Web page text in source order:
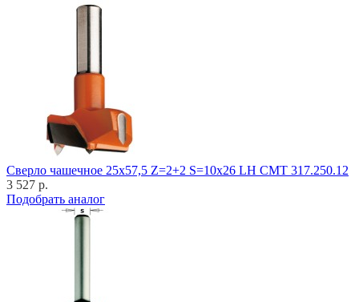
Cверло чашечное 25x57,5 Z=2+2 S=10x26 LH CMT 317.250.12
3 527 р.
Подобрать аналог